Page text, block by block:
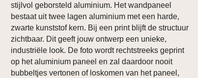
stijlvol geborsteld aluminium. Het wandpaneel
bestaat uit twee lagen aluminium met een harde,
zwarte kunststof kern. Bij een print blijft de structuur
zichtbaar. Dit geeft jouw ontwerp een unieke,
industriële look. De foto wordt rechtstreeks geprint
op het aluminium paneel en zal daardoor nooit
bubbeltjes vertonen of loskomen van het paneel,